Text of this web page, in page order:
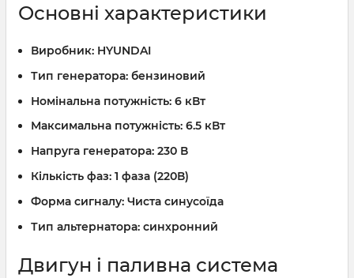
Основні характеристики
Виробник: HYUNDAI
Тип генератора: бензиновий
Номінальна потужність: 6 кВт
Максимальна потужність: 6.5 кВт
Напруга генератора: 230 В
Кількість фаз: 1 фаза (220В)
Форма сигналу: Чиста синусоїда
Тип альтернатора: синхронний
Двигун і паливна система